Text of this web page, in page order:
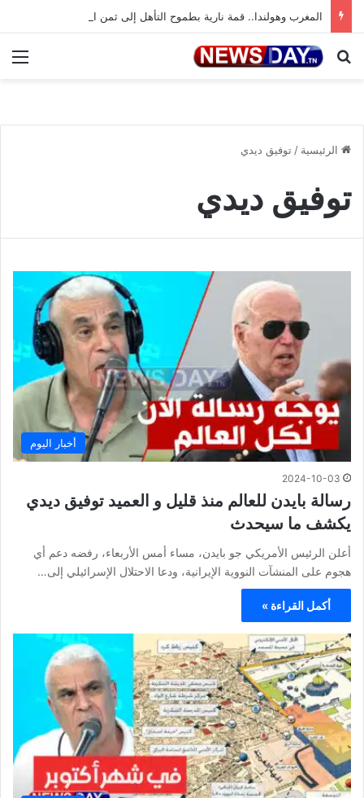
المغرب وهولندا.. قمة نارية بطموح التأهل إلى ثمن النهائي
بحث عن
الرئيسية / توفيق ديدي
توفيق ديدي
أخبار اليوم
2024-10-03
رسالة بايدن للعالم منذ قليل و العميد توفيق ديدي
يكشف ما سيحدث
أعلن الرئيس الأمريكي جو بايدن، مساء أمس الأربعاء، رفضه دعم أي
هجوم على المنشآت النووية الإيرانية، ودعا الاحتلال الإسرائيلي إلى…
أكمل القراءة »